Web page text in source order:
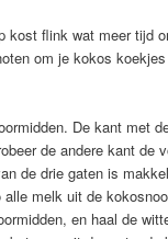
kost flink wat meer tijd
om je kokos
De kant met
de andere kant de
de drie gaten is
melk uit de
en haal de